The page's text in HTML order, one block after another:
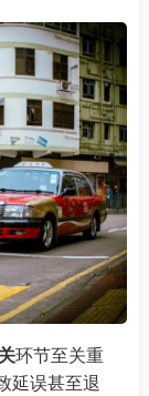
环节至关重
延误甚至退